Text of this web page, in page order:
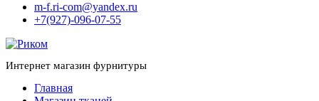
m-f.ri-com@yandex.ru
+7(927)-096-07-55
Интернет магазин фурнитуры
Главная